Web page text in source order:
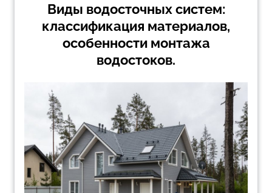
Виды водосточных систем:
классификация материалов,
особенности монтажа
водостоков.